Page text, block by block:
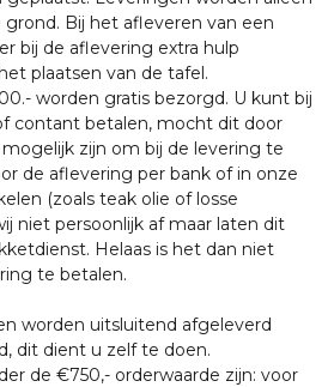
Bij het afleveren van een
bij de aflevering extra hulp
plaatsen van de tafel.
worden gratis bezorgd. U kunt bij
contant betalen, mocht dit door
zijn om bij de levering te
de aflevering per bank of in onze
(zoals teak olie of losse
niet persoonlijk af maar laten dit
Helaas is het dan niet
te betalen.
worden uitsluitend afgeleverd
dit dient u zelf te doen.
de €750,- orderwaarde zijn: voor